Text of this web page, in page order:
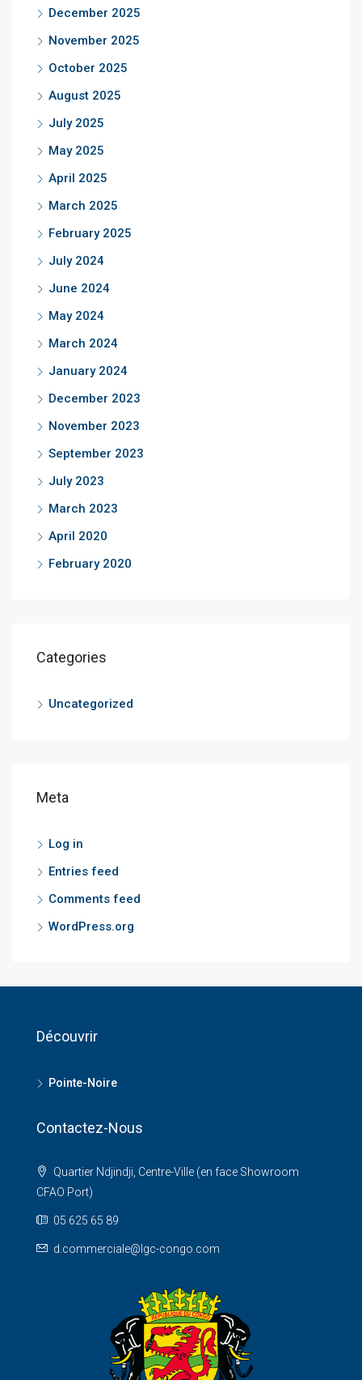
December 2025
November 2025
October 2025
August 2025
July 2025
May 2025
April 2025
March 2025
February 2025
July 2024
June 2024
May 2024
March 2024
January 2024
December 2023
November 2023
September 2023
July 2023
March 2023
April 2020
February 2020
Categories
Uncategorized
Meta
Log in
Entries feed
Comments feed
WordPress.org
Découvrir
Pointe-Noire
Contactez-Nous
Quartier Ndjindji, Centre-Ville (en face Showroom
CFAO Port)
05 625 65 89
d.commerciale@lgc-congo.com